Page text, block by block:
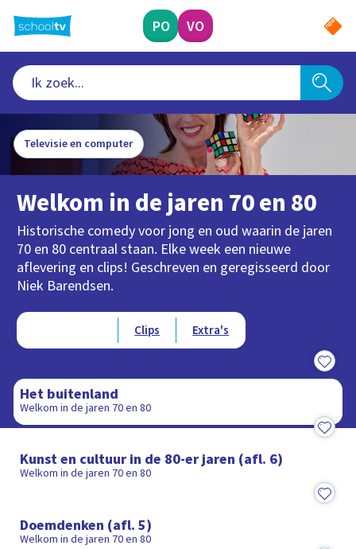
naar
hoofdinhoud
PO VO
Televisie en computer
Welkom in de jaren 70 en 80
Historische comedy voor jong en oud waarin de jaren
70 en 80 centraal staan. Elke week een nieuwe
aflevering en clips! Geschreven en geregisseerd door
Niek Barendsen.
Type videos
Clips Extra's
Het buitenland
Welkom in de jaren 70 en 80
Kunst en cultuur in de 80-er jaren (afl. 6)
Welkom in de jaren 70 en 80
25:25
Doemdenken (afl. 5)
Welkom in de jaren 70 en 80